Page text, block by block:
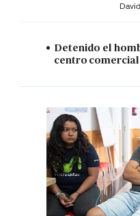
Detenido el
centro comercial